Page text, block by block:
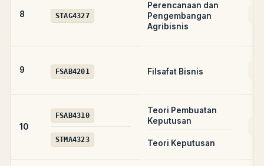
8 STAG4327
Perencanaan dan
Pengembangan
Agribisnis
9 FSAB4201 Filsafat Bisnis
10
FSAB4310
STMA4323
Teori Pembuatan
Keputusan
Teori Keputusan